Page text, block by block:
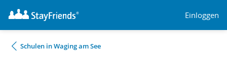
Einloggen
Schulen in Waging am See